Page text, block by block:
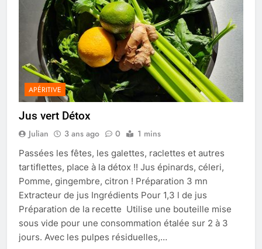
APÉRITIVE
Jus vert Détox
Julian 3 ans ago 0 1 mins
Passées les fêtes, les galettes, raclettes et autres
tartiflettes, place à la détox !! Jus épinards, céleri,
Pomme, gingembre, citron ! Préparation 3 mn
Extracteur de jus Ingrédients Pour 1,3 l de jus
Préparation de la recette Utilise une bouteille mise
sous vide pour une consommation étalée sur 2 à 3
jours. Avec les pulpes résiduelles,…